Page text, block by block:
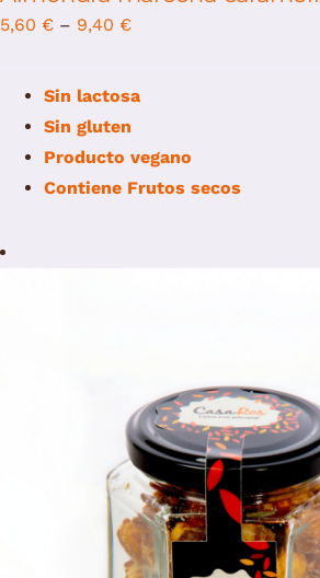
5,60 € – 9,40 €
Sin lactosa
Sin gluten
Producto vegano
Contiene Frutos secos
Select options
/